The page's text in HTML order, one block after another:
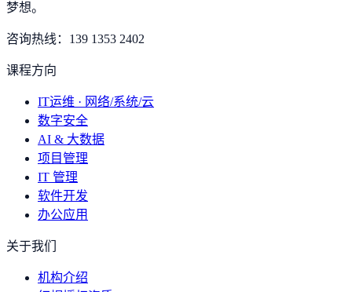
梦想。
咨询热线： 139 1353 2402
课程方向
IT运维 · 网络/系统/云
数字安全
AI & 大数据
项目管理
IT 管理
软件开发
办公应用
关于我们
机构介绍